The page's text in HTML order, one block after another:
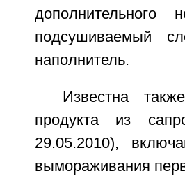
подсушиваемый
наполнитель.
Известна
продукта из
29.05.2010),
вымораживания